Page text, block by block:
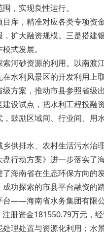
，实现良性运行。
库，精准对应各类专项
扩大融资规模。三是搭
式发展。
河砂资源的利用。以南
水利风景区的开发利用上
方案，推动市县参照省
设试点，把水利工程投
鼓励区域间、行业间、用
供排水、农村生活污水
行动方案》进一步落实
海南省在生态环保方向的发
功探索的市县平台融资的
——海南省水务集团有限公
册资金181550.79万元，
理处置与资源化利用；